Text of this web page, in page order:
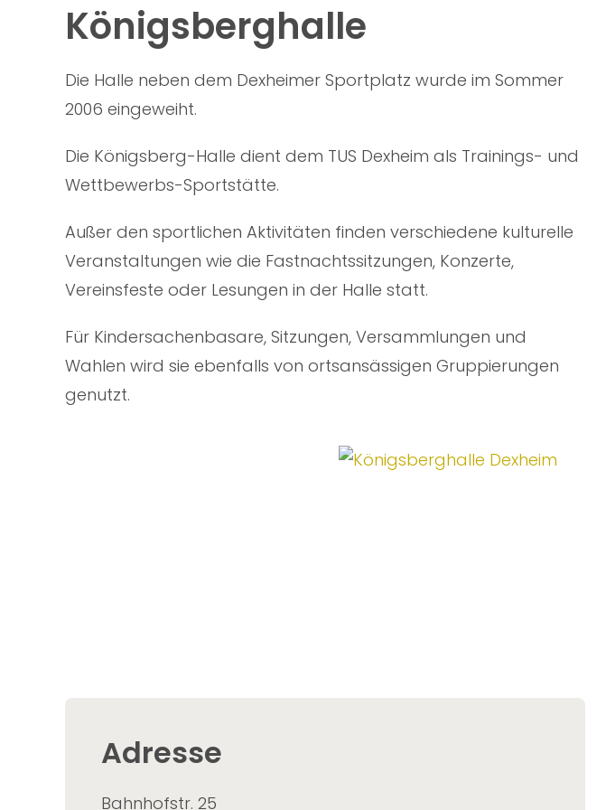
Königsberghalle
Die Halle neben dem Dexheimer Sportplatz wurde im Sommer
2006 eingeweiht.
Die Königsberg-Halle dient dem TUS Dexheim als Trainings- und
Wettbewerbs-Sportstätte.
Außer den sportlichen Aktivitäten finden verschiedene kulturelle
Veranstaltungen wie die Fastnachtssitzungen, Konzerte,
Vereinsfeste oder Lesungen in der Halle statt.
Für Kindersachenbasare, Sitzungen, Versammlungen und
Wahlen wird sie ebenfalls von ortsansässigen Gruppierungen
genutzt.
Adresse
Bahnhofstr. 25